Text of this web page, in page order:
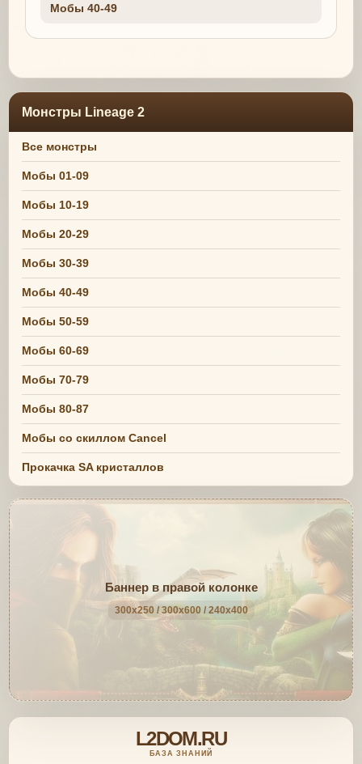
Мобы 40-49
Монстры Lineage 2
Все монстры
Мобы 01-09
Мобы 10-19
Мобы 20-29
Мобы 30-39
Мобы 40-49
Мобы 50-59
Мобы 60-69
Мобы 70-79
Мобы 80-87
Мобы со скиллом Cancel
Прокачка SA кристаллов
Баннер в правой колонке
300x250 / 300x600 / 240x400
L2DOM.RU
БАЗА ЗНАНИЙ